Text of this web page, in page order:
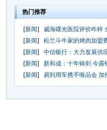
热门推荐
[新闻]
威海曙光医院评价咋样
[新闻]
松兰斗牛家的烤肉加盟
[新闻]
中信银行：大力发展供
[新闻]
新和成：十年铸剑 今露
[新闻] 易到用车携手唯品会 加